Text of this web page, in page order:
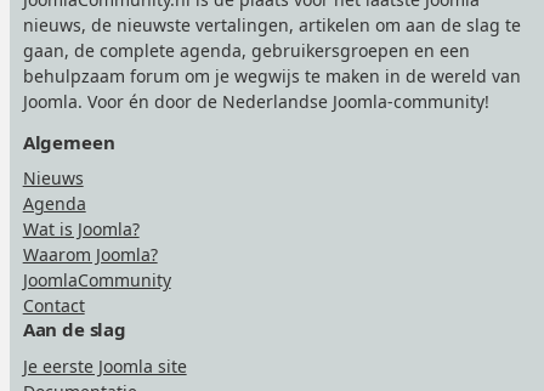
nieuws, de nieuwste vertalingen, artikelen om aan de slag te
gaan, de complete agenda, gebruikersgroepen en een
behulpzaam forum om je wegwijs te maken in de wereld van
Joomla. Voor én door de Nederlandse Joomla-community!
Algemeen
Nieuws
Agenda
Wat is Joomla?
Waarom Joomla?
JoomlaCommunity
Contact
Aan de slag
Je eerste Joomla site